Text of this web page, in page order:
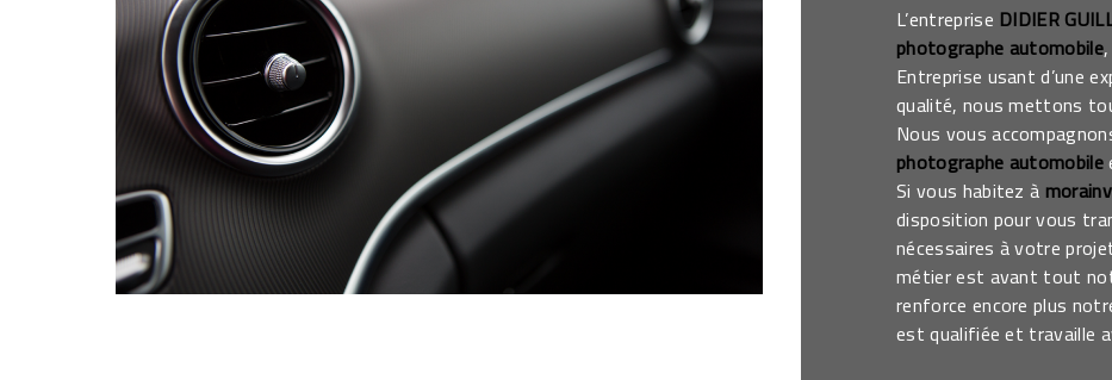
L’entreprise DIDIER
photographe automobile
Entreprise usant d’une
qualité, nous mettons
Nous vous
photographe automobile
Si vous habitez à
disposition pour vous
nécessaires à votre
métier est avant tout
renforce encore plus
est qualifiée et travaille